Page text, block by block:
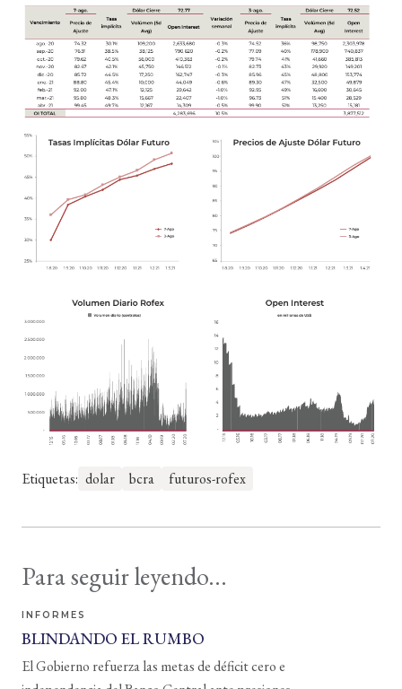
Etiquetas: dolar bcra futuros-rofex
Para seguir leyendo...
INFORMES
BLINDANDO EL RUMBO
El Gobierno refuerza las metas de déficit cero e